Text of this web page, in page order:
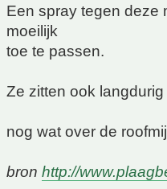
Een spray tegen deze
moeilijk
toe te passen.
Ze zitten ook
nog wat over de
bron http://